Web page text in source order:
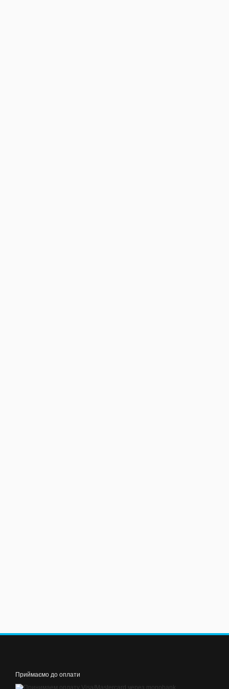
Приймаємо до оплати